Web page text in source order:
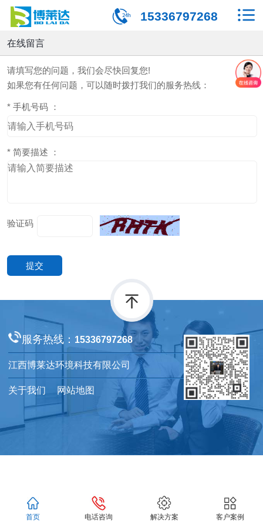
15336797268
在线留言
请填写您的问题，我们会尽快回复您!
如果您有任何问题，可以随时拨打我们的服务热线：
* 手机号码 ：
* 简要描述 ：
验证码
服务热线： 15336797268
江西博莱达环境科技有限公司
关于我们 网站地图
首页 电话咨询 解决方案 客户案例